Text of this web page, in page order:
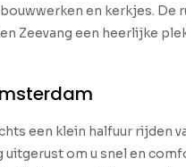
en kerkjes. De
Zeevang een heerlijke
een klein halfuur rijden
uitgerust om u snel en